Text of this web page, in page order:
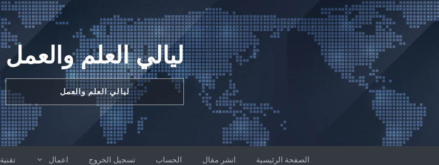
انتقل
إلى
ليالي العلم والعمل
ليالي العلم والعمل
الصفحة الرئيسية انشر مقال الحساب تسجيل الخروج اعمال تقنية